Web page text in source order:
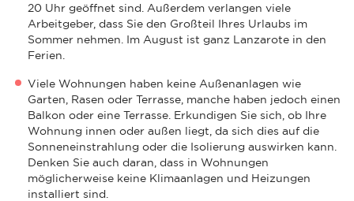
20 Uhr geöffnet sind. Außerdem verlangen viele
Arbeitgeber, dass Sie den Großteil Ihres Urlaubs im
Sommer nehmen. Im August ist ganz Lanzarote in den
Ferien.
Viele Wohnungen haben keine Außenanlagen wie
Garten, Rasen oder Terrasse, manche haben jedoch einen
Balkon oder eine Terrasse. Erkundigen Sie sich, ob Ihre
Wohnung innen oder außen liegt, da sich dies auf die
Sonneneinstrahlung oder die Isolierung auswirken kann.
Denken Sie auch daran, dass in Wohnungen
möglicherweise keine Klimaanlagen und Heizungen
installiert sind.